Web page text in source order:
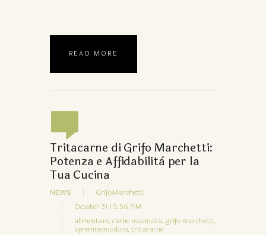
READ MORE
Tritacarne di Grifo Marchetti:
Potenza e Affidabilità per la
Tua Cucina
NEWS
GrifoMarchetti
October 31 | 5:56 PM
alimentare, carne macinata, grifo marchetti,
spremipomodoro, tritacarne